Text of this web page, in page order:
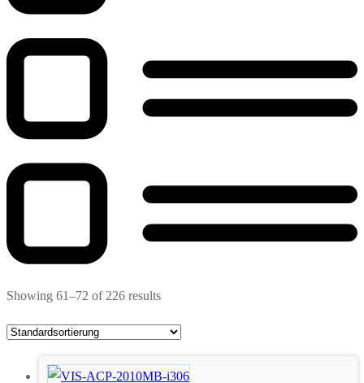
Showing 61–72 of 226 results